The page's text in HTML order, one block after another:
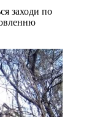
заходи по